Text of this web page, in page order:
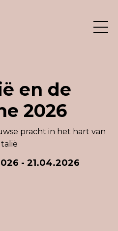
en de
2026
pracht in het hart van
- 21.04.2026